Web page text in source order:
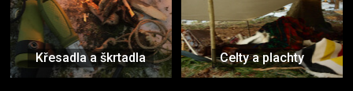
Křesadla a škrtadla Celty a plachty